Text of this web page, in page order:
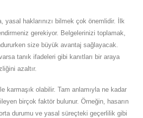
yasal haklarınızı bilmek çok önemlidir. İlk
gerekiyor. Belgelerinizi toplamak,
size büyük avantaj sağlayacak.
tanık ifadeleri gibi kanıtları bir araya
azaltır.
karmaşık olabilir. Tam anlamıyla ne kadar
birçok faktör bulunur. Örneğin, hasarın
durumu ve yasal süreçteki geçerlilik gibi